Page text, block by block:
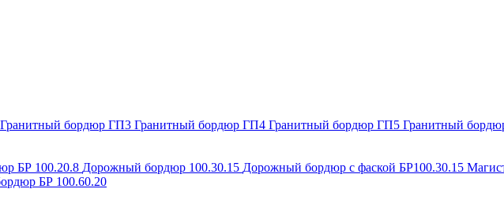
Гранитный бордюр ГП3 Гранитный бордюр ГП4 Гранитный бордюр ГП5 Гранитный
БР 100.20.8 Дорожный бордюр 100.30.15 Дорожный бордюр с фаской БР100.30.15
БР 100.60.20